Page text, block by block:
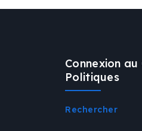
Connexion
Politiques
Rechercher